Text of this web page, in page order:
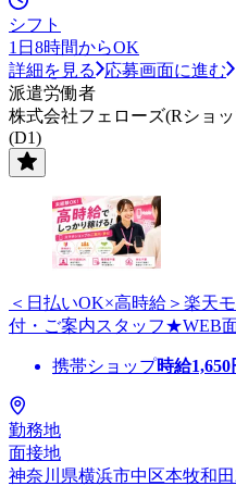
シフト
1日8時間からOK
詳細を見る
応募画面に進む
派遣労働者
株式会社フェローズ(Rショ
(D1)
＜日払いOK×高時給＞楽天
付・ご案内スタッフ★WEB
携帯ショップ時給1,650
勤務地
面接地
神奈川県横浜市中区本牧和田